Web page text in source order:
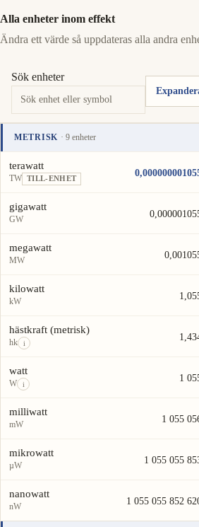
Alla enheter inom effekt
Ändra ett värde så uppdateras alla andra
Sök enheter
METRISK · 9 enheter
Enhet Värde
terawatt
TW TILL-ENHET
gigawatt
GW
megawatt
MW
kilowatt
kW
hästkraft (metrisk)
hk i
watt
W i
1
milliwatt
mW 1 055
mikrowatt
µW 1 055 055
nanowatt
nW 1 055 055 852